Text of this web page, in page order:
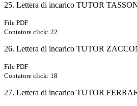
25. Lettera di incarico TUTOR
File PDF
Contatore click: 22
26. Lettera di incarico TUTOR
File PDF
Contatore click: 18
27. Lettera di incarico TUTOR